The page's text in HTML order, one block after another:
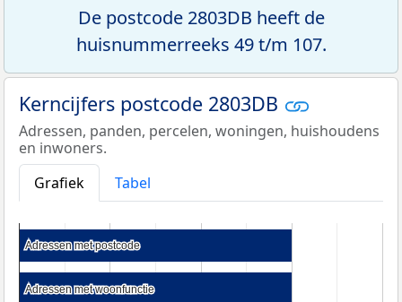
De postcode 2803DB heeft de
huisnummerreeks 49 t/m 107.
Kerncijfers postcode 2803DB
Adressen, panden, percelen, woningen, huishoudens
en inwoners.
Grafiek
Tabel
Adressen met postcode
Adressen met postcode
Adressen met woonfunctie
Adressen met woonfunctie